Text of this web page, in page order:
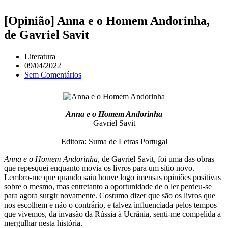
[Opinião] Anna e o Homem Andorinha,
de Gavriel Savit
Literatura
09/04/2022
Sem Comentários
Anna e o Homem Andorinha
Gavriel Savit
Editora: Suma de Letras Portugal
Anna e o Homem Andorinha, de Gavriel Savit, foi uma das obras
que repesquei enquanto movia os livros para um sítio novo.
Lembro-me que quando saiu houve logo imensas opiniões positivas
sobre o mesmo, mas entretanto a oportunidade de o ler perdeu-se
para agora surgir novamente. Costumo dizer que são os livros que
nos escolhem e não o contrário, e talvez influenciada pelos tempos
que vivemos, da invasão da Rússia à Ucrânia, senti-me compelida a
mergulhar nesta história.